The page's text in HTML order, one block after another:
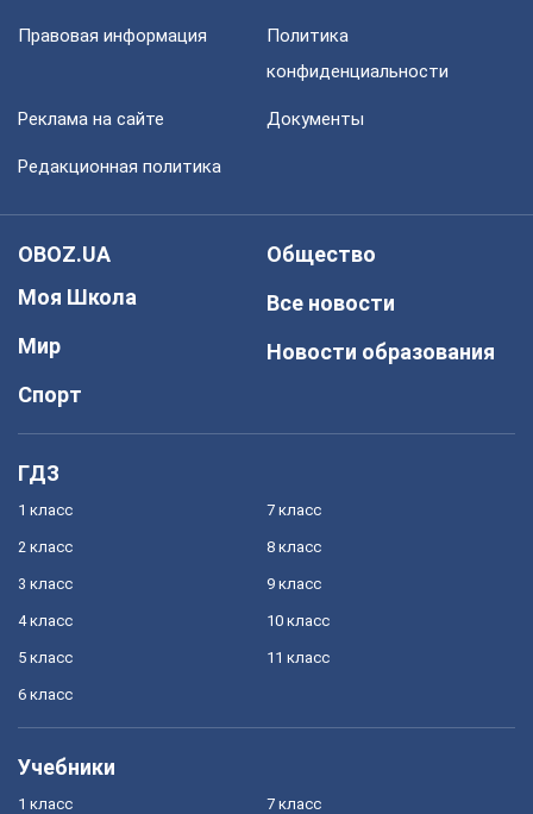
Правовая информация
Политика
конфиденциальности
Реклама на сайте Документы
Редакционная политика
OBOZ.UA
Моя Школа
Мир
Спорт
Общество
Все новости
Новости образования
ГДЗ
1 класс
2 класс
3 класс
4 класс
5 класс
6 класс
7 класс
8 класс
9 класс
10 класс
11 класс
Учебники
1 класс 7 класс